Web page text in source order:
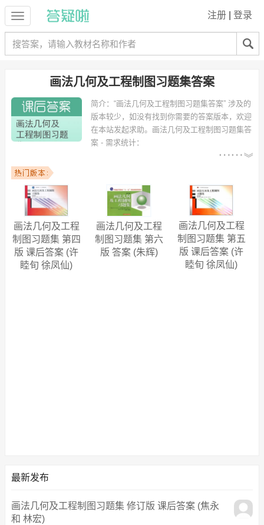
注册 登录
画法几何及工程制图习题集答案
简介： “画法几何及工程制图习题集答案” 涉及的
版本较少，如没有找到你需要的答案版本，欢迎
在本站发起求助。 画法几何及工程制图习题集答
案 - 需求统计：
：电子信息工程、电
气工程及其自动化、土木工程、机械设计制造及其自动化、机械工程及
自动化、材料成型及控制工程、测控技术与仪器、工业设计、环境工
程、水文与水资源工程 等专业。
以下学校的同学下载过
画法几何及工程制图习题集答案 ：东华大学、南
昌大学、重庆交通大学、广西大学、海南大学、中国传媒大学、苏州大
学文正学院、西安交通大学、安徽工程大学机电学院、河南大学 等。
画法几何及工程
制图习题集 第四
版 课后答案 (许
睦旬 徐凤仙)
画法几何及工程
制图习题集 第六
版 答案 (朱辉)
画法几何及工程
制图习题集 第五
版 课后答案 (许
睦旬 徐凤仙)
最新发布
画法几何及工程制图习题集 修订版 课后答案 (焦永
和 林宏)